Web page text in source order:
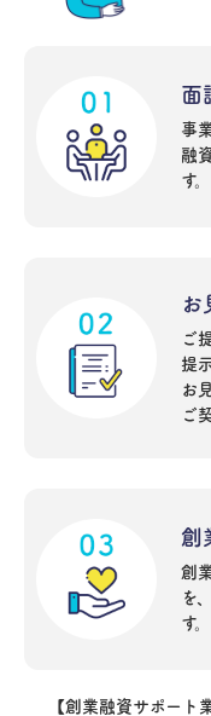
面
事
融
す。
お
ご
提
お
ご
創
創
を
す。
【創業融資サポート